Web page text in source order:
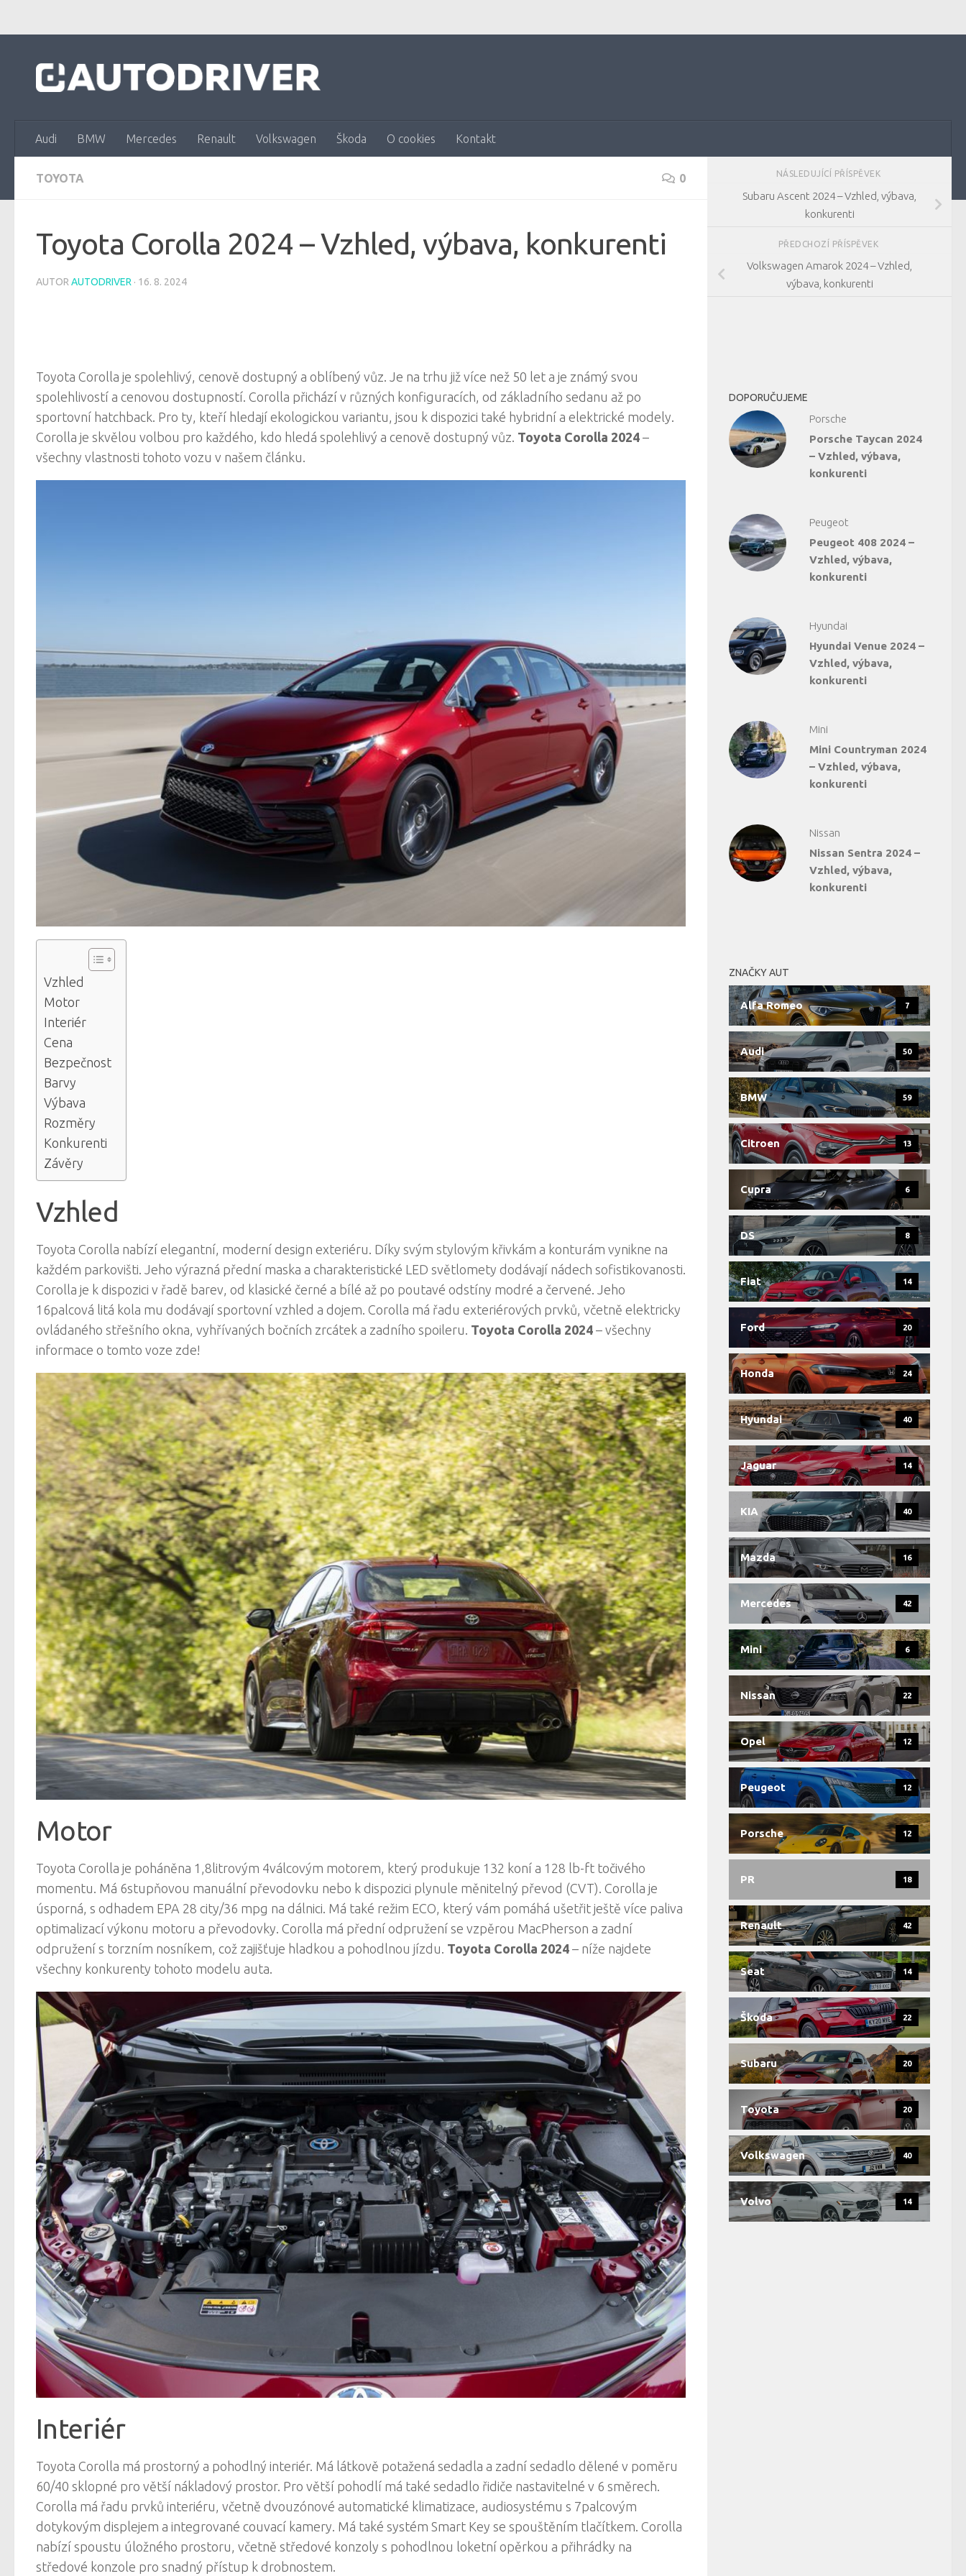
Audi BMW Mercedes Renault Volkswagen Škoda O cookies Kontakt
TOYOTA 0
Toyota Corolla 2024 – Vzhled, výbava, konkurenti
AUTOR AUTODRIVER · 16. 8. 2024
Toyota Corolla je spolehlivý, cenově dostupný a oblíbený vůz. Je na trhu již více než 50 let a je známý svou
spolehlivostí a cenovou dostupností. Corolla přichází v různých konfiguracích, od základního sedanu až po
sportovní hatchback. Pro ty, kteří hledají ekologickou variantu, jsou k dispozici také hybridní a elektrické modely.
Corolla je skvělou volbou pro každého, kdo hledá spolehlivý a cenově dostupný vůz. Toyota Corolla 2024 –
všechny vlastnosti tohoto vozu v našem článku.
Vzhled
Motor
Interiér
Cena
Bezpečnost
Barvy
Výbava
Rozměry
Konkurenti
Závěry
Vzhled
Toyota Corolla nabízí elegantní, moderní design exteriéru. Díky svým stylovým křivkám a konturám vynikne na
každém parkovišti. Jeho výrazná přední maska ​​a charakteristické LED světlomety dodávají nádech sofistikovanosti.
Corolla je k dispozici v řadě barev, od klasické černé a bílé až po poutavé odstíny modré a červené. Jeho
16palcová litá kola mu dodávají sportovní vzhled a dojem. Corolla má řadu exteriérových prvků, včetně elektricky
ovládaného střešního okna, vyhřívaných bočních zrcátek a zadního spoileru. Toyota Corolla 2024 – všechny
informace o tomto voze zde!
Motor
Toyota Corolla je poháněna 1,8litrovým 4válcovým motorem, který produkuje 132 koní a 128 lb-ft točivého
momentu. Má 6stupňovou manuální převodovku nebo k dispozici plynule měnitelný převod (CVT). Corolla je
úsporná, s odhadem EPA 28 city/36 mpg na dálnici. Má také režim ECO, který vám pomáhá ušetřit ještě více paliva
optimalizací výkonu motoru a převodovky. Corolla má přední odpružení se vzpěrou MacPherson a zadní
odpružení s torzním nosníkem, což zajišťuje hladkou a pohodlnou jízdu. Toyota Corolla 2024 – níže najdete
všechny konkurenty tohoto modelu auta.
Interiér
Toyota Corolla má prostorný a pohodlný interiér. Má látkově potažená sedadla a zadní sedadlo dělené v poměru
60/40 sklopné pro větší nákladový prostor. Pro větší pohodlí má také sedadlo řidiče nastavitelné v 6 směrech.
Corolla má řadu prvků interiéru, včetně dvouzónové automatické klimatizace, audiosystému s 7palcovým
dotykovým displejem a integrované couvací kamery. Má také systém Smart Key se spouštěním tlačítkem. Corolla
nabízí spoustu úložného prostoru, včetně středové konzoly s pohodlnou loketní opěrkou a přihrádky na
středové konzole pro snadný přístup k drobnostem.
NÁSLEDUJÍCÍ PŘÍSPĚVEK
Subaru Ascent 2024 – Vzhled, výbava,
konkurenti
PŘEDCHOZÍ PŘÍSPĚVEK
Volkswagen Amarok 2024 – Vzhled,
výbava, konkurenti
DOPORUČUJEME
Porsche
Porsche Taycan 2024
– Vzhled, výbava,
konkurenti
Peugeot
Peugeot 408 2024 –
Vzhled, výbava,
konkurenti
Hyundai
Hyundai Venue 2024 –
Vzhled, výbava,
konkurenti
Mini
Mini Countryman 2024
– Vzhled, výbava,
konkurenti
Nissan
Nissan Sentra 2024 –
Vzhled, výbava,
konkurenti
ZNAČKY AUT
Alfa Romeo 7
Audi 50
BMW 59
Citroen 13
Cupra 6
DS 8
Fiat 14
Ford 20
Honda 24
Hyundai 40
Jaguar 14
KIA 40
Mazda 16
Mercedes 42
Mini 6
Nissan 22
Opel 12
Peugeot 12
Porsche 12
PR 18
Renault 42
Seat 14
Škoda 22
Subaru 20
Toyota 20
Volkswagen 40
Volvo 14